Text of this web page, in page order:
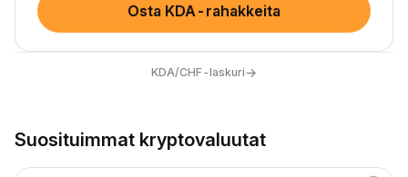
Osta KDA-rahakkeita
KDA/CHF-laskuri→
Suosituimmat kryptovaluutat